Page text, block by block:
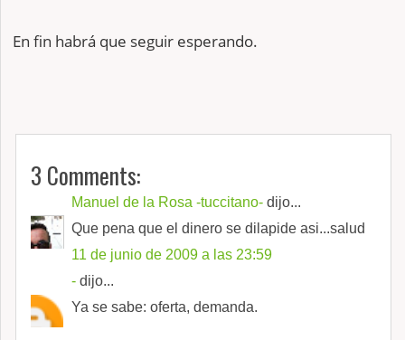
En fin habrá que seguir esperando.
3 Comments:
Manuel de la Rosa -tuccitano- dijo...
Que pena que el dinero se dilapide asi...salud
11 de junio de 2009 a las 23:59
- dijo...
Ya se sabe: oferta, demanda.